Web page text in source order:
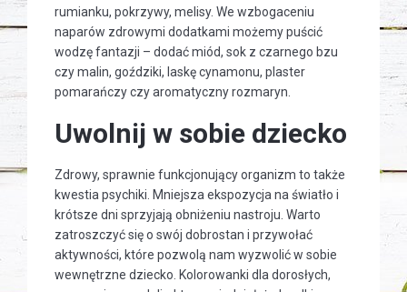
rumianku, pokrzywy, melisy. We wzbogaceniu
naparów zdrowymi dodatkami możemy puścić
wodzę fantazji – dodać miód, sok z czarnego bzu
czy malin, goździki, laskę cynamonu, plaster
pomarańczy czy aromatyczny rozmaryn.
Uwolnij w sobie dziecko
Zdrowy, sprawnie funkcjonujący organizm to także
kwestia psychiki. Mniejsza ekspozycja na światło i
krótsze dni sprzyjają obniżeniu nastroju. Warto
zatroszczyć się o swój dobrostan i przywołać
aktywności, które pozwolą nam wyzwolić w sobie
wewnętrzne dziecko. Kolorowanki dla dorosłych,